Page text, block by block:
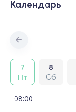
Календарь
7
Пт
8
Сб
08:00